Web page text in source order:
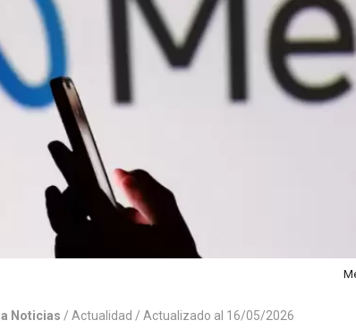
Noticias / Actualidad / Actualizado al 16/05/2026